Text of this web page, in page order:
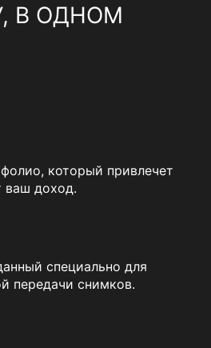
В ОДНОМ
который привлечет
ваш доход.
специально для
передачи снимков.